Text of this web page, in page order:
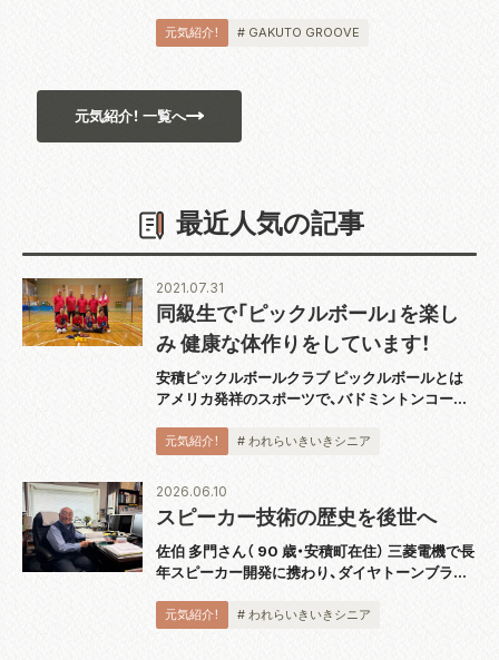
は、アコースティックギター弾き語りのソロアー
元気紹介！ # GAKUTO GROOVE
元気紹介！ 一覧へ
最近人気の記事
同級生で「ピックルボール」を楽し
み 健康な体作りをしています！
安積ピックルボールクラブ ピックルボールとは
アメリカ発祥のスポーツで、バドミントンコート
ケットを使用し、穴あきのプラスチックボールを
激...
元気紹介！ # われらいきいきシニア
2021.07.31
スピーカー技術の歴史を後世へ
佐伯 多門さん（ 90 歳・安積町在住） 三菱電機で長
年スピーカー開発に携わり、ダイヤトーンブラン
に『スピーカー技術の 100 年』完結巻を出版し、
元気紹介！ # われらいきいきシニア
2026.06.10